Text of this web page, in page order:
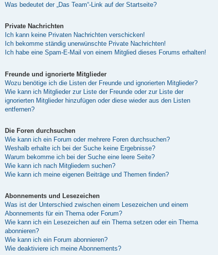
Was bedeutet der „Das Team“-Link auf der Startseite?
Private Nachrichten
Ich kann keine Privaten Nachrichten verschicken!
Ich bekomme ständig unerwünschte Private Nachrichten!
Ich habe eine Spam-E-Mail von einem Mitglied dieses Forums erhalten!
Freunde und ignorierte Mitglieder
Wozu benötige ich die Listen der Freunde und ignorierten Mitglieder?
Wie kann ich Mitglieder zur Liste der Freunde oder zur Liste der
ignorierten Mitglieder hinzufügen oder diese wieder aus den Listen
entfernen?
Die Foren durchsuchen
Wie kann ich ein Forum oder mehrere Foren durchsuchen?
Weshalb erhalte ich bei der Suche keine Ergebnisse?
Warum bekomme ich bei der Suche eine leere Seite?
Wie kann ich nach Mitgliedern suchen?
Wie kann ich meine eigenen Beiträge und Themen finden?
Abonnements und Lesezeichen
Was ist der Unterschied zwischen einem Lesezeichen und einem
Abonnements für ein Thema oder Forum?
Wie kann ich ein Lesezeichen auf ein Thema setzen oder ein Thema
abonnieren?
Wie kann ich ein Forum abonnieren?
Wie deaktiviere ich meine Abonnements?